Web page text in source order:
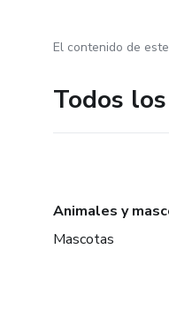
El contenido de
Todos
Animales y
Mascotas